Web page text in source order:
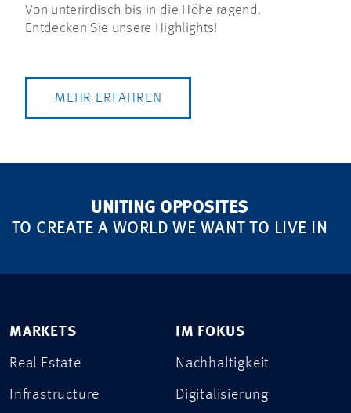
Von unterirdisch bis in die Höhe ragend.
Entdecken Sie unsere Highlights!
MEHR ERFAHREN
UNITING OPPOSITES
TO CREATE A WORLD WE WANT TO LIVE IN
MARKETS
Real Estate
Infrastructure
IM FOKUS
Nachhaltigkeit
Digitalisierung